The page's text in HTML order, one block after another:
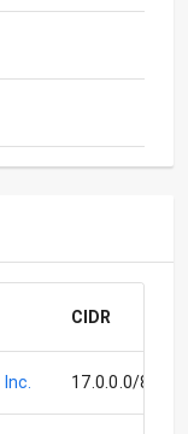
CIDR
17.0.0.0/8